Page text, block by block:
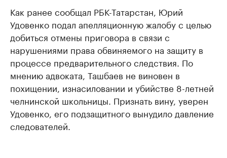
Как ранее сообщал РБК-Татарстан, Юрий
Удовенко подал апелляционную жалобу с целью
добиться отмены приговора в связи с
нарушениями права обвиняемого на защиту в
процессе предварительного следствия. По
мнению адвоката, Ташбаев не виновен в
похищении, изнасиловании и убийстве 8-летней
челнинской школьницы. Признать вину, уверен
Удовенко, его подзащитного вынудило давление
следователей.